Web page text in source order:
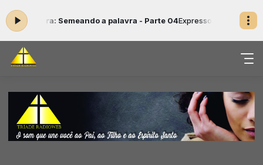
agora: Semeando a palavra - Parte 04Expresso gospel das 09:20 às